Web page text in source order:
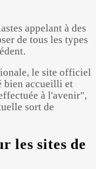
appelant à des
de tous les types
le site officiel
bien accueilli et
à l'avenir",
sort de
les sites de